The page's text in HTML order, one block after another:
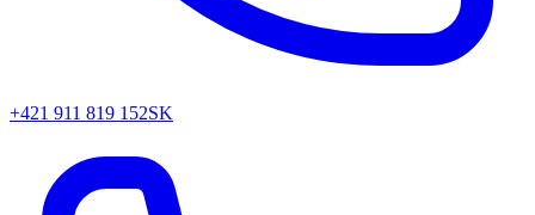
+421 911 819 152SK